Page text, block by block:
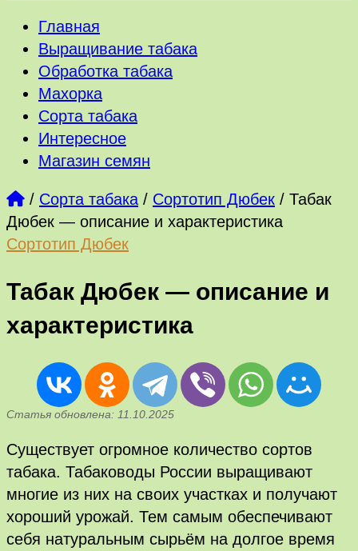
Главная
Выращивание табака
Обработка табака
Махорка
Сорта табака
Интересное
Магазин семян
/ Сорта табака / Сортотип Дюбек / Табак
Дюбек — описание и характеристика
Сортотип Дюбек
Табак Дюбек — описание и
характеристика
Статья обновлена: 11.10.2025
Существует огромное количество сортов
табака. Табаководы России выращивают
многие из них на своих участках и получают
хороший урожай. Тем самым обеспечивают
себя натуральным сырьём на долгое время